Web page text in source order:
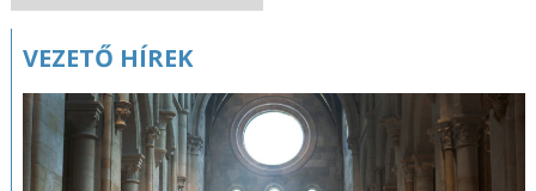
VEZETŐ HÍREK